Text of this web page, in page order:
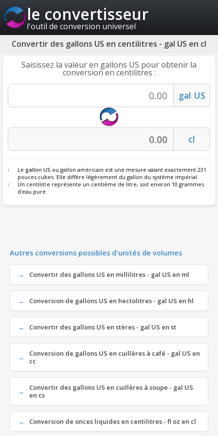
le convertisseur
l'outil de conversion universel
Convertir des gallons US en centilitres - gal US en cl
Saisissez la valeur en gallons US pour obtenir la
conversion en centilitres :
Le gallon US ou gallon américain est une mesure valant exactement 231
pouces cubes. Elle diffère légèrement du gallon du système impérial.
Un centilitre représente un centième de litre, soit environ 10 grammes
d'eau pure.
Autres conversions possibles d'unités de volumes
Convertir des gallons US en millilitres - gal US en ml
Conversion de gallons US en hectolitres - gal US en hl
Convertir des gallons US en stères - gal US en st
Conversion de gallons US en cuillères à café - gal US en
cc
Convertir des gallons US en cuillères à soupe - gal US
en cs
Conversion de onces liquides en centilitres - fl oz en cl